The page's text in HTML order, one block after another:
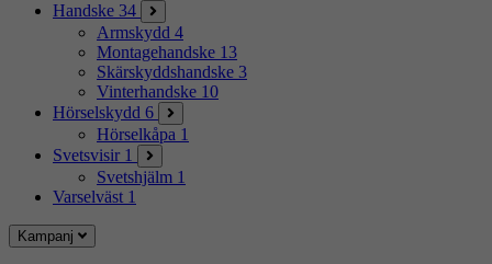
Handske 34
Armskydd 4
Montagehandske 13
Skärskyddshandske 3
Vinterhandske 10
Hörselskydd 6
Hörselkåpa 1
Svetsvisir 1
Svetshjälm 1
Varselväst 1
Kampanj